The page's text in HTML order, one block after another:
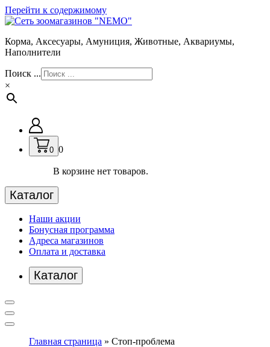
Перейти к содержимому
Корма, Аксесуары, Амуниция, Животные, Аквариумы,
Наполнители
Поиск ...
×
0 0
В корзине нет товаров.
Каталог
Наши акции
Бонусная программа
Адреса магазинов
Оплата и доставка
Каталог
Главная страница » Стоп-проблема